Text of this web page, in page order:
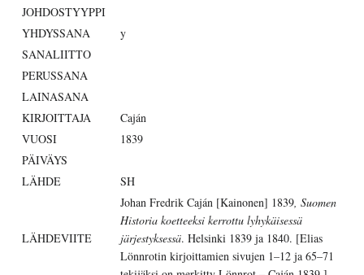
JOHDOSTYYPPI
YHDYSSANA
y
SANALIITTO
PERUSSANA
LAINASANA
KIRJOITTAJA
Caján
VUOSI
1839
PÄIVÄYS
LÄHDE
SH
LÄHDEVIITE
Johan Fredrik Caján [Kainonen] 1839, Suomen
Historia koetteeksi kerrottu lyhykäisessä
järjestyksessä. Helsinki 1839 ja 1840. [Elias
Lönnrotin kirjoittamien sivujen 1–12 ja 65–71